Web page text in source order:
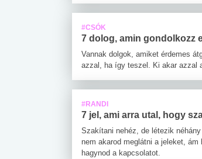
#CSÓK
7 dolog, amin gondolkozz
Vannak dolgok, amiket érdemes
azzal, ha így teszel. Ki akar azzal
#RANDI
7 jel, ami arra utal, hogy
Szakítani nehéz, de létezik
nem akarod meglátni a jeleket,
hagynod a kapcsolatot.